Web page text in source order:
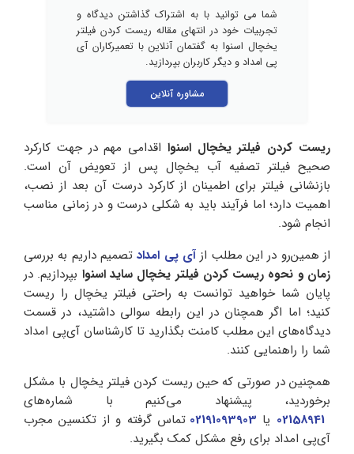
شما می توانید با به اشتراک گذاشتن دیدگاه و
تجربیات خود در انتهای مقاله ریست کردن فیلتر
یخچال اسنوا به گفتمان آنلاین با تعمیرکاران آی
پی امداد و دیگر کاربران بپردازید.
مشاوره آنلاین
ریست کردن فیلتر یخچال اسنوا اقدامی مهم در جهت کارکرد
صحیح فیلتر تصفیه آب یخچال پس از تعویض آن است.
بازنشانی فیلتر برای اطمینان از کارکرد درست آن بعد از نصب،
اهمیت دارد؛ اما فرآیند باید به شکلی درست و در زمانی مناسب
انجام شود.
از همین‌رو در این مطلب از آی پی امدادتصمیم داریم به بررسی
زمان و نحوه ریست کردن فیلتر یخچال ساید اسنوا بپردازیم. در
پایان شما خواهید توانست به راحتی فیلتر یخچال را ریست
کنید؛ اما اگر همچنان در این رابطه سوالی داشتید، در قسمت
دیدگاه‌های این مطلب کامنت بگذارید تا کارشناسان آی‌پی امداد
شما را راهنمایی کنند.
همچنین در صورتی که حین ریست کردن فیلتر یخچال با مشکل
برخوردید، پیشنهاد می‌کنیم با شماره‌های
02158941 یا 02191093903 تماس گرفته و از تکنسین مجرب
آی‌پی امداد برای رفع مشکل کمک بگیرید.